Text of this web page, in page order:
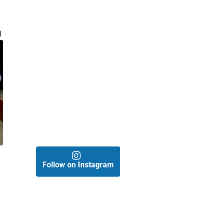
Follow on Instagram